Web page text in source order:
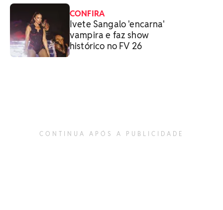
CONFIRA
Ivete Sangalo 'encarna'
vampira e faz show
histórico no FV 26
CONTINUA APÓS A PUBLICIDADE